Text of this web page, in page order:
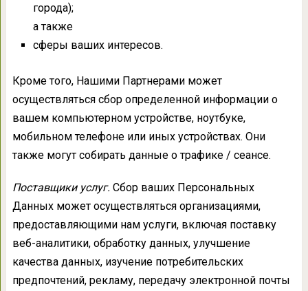
города);
а также
сферы ваших интересов.
Кроме того, Нашими Партнерами может
осуществляться сбор определенной информации о
вашем компьютерном устройстве, ноутбуке,
мобильном телефоне или иных устройствах. Они
также могут собирать данные о трафике / сеансе.
Поставщики услуг. Сбор ваших Персональных
Данных может осуществляться организациями,
предоставляющими нам услуги, включая поставку
веб-аналитики, обработку данных, улучшение
качества данных, изучение потребительских
предпочтений, рекламу, передачу электронной почты